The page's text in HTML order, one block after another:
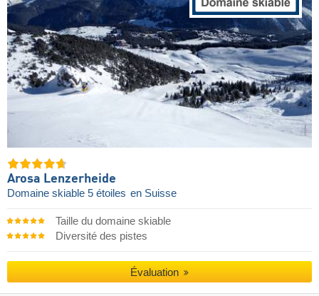
Arosa Lenzerheide
Domaine skiable 5 étoiles en Suisse
Taille du domaine skiable
Diversité des pistes
Évaluation